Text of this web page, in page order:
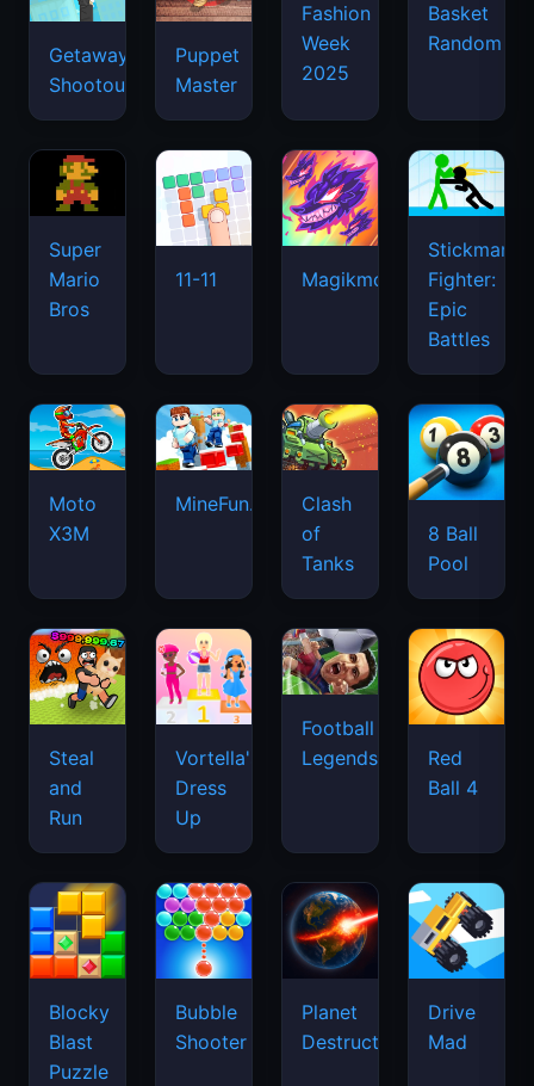
Getaway
Shootout
Puppet
Master
Fashion
Week
2025
Basket
Random
Super
Mario
Bros
11-11 Magikmon
Stickman
Fighter:
Epic
Battles
Moto
X3M
MineFun.io
Clash
of
Tanks
8 Ball
Pool
Steal
and
Run
Vortella's
Dress
Up
Football
Legends
Red
Ball 4
Blocky
Blast
Puzzle
Bubble
Shooter
Planet
Destruction
Drive
Mad